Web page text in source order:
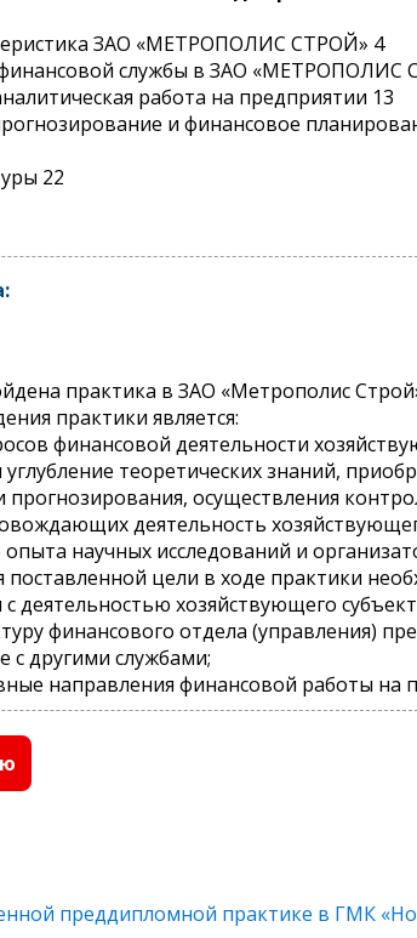
ЗАО «МЕТРОПОЛИС СТРОЙ» 4
службы в ЗАО «МЕТРОПОЛИС
работа на предприятии 13
и финансовое
22
практика в ЗАО «Метрополис
практики является:
финансовой деятельности
углубление теоретических знаний,
прогнозирования, осуществления
деятельность
научных исследований и
поставленной цели в ходе практики
деятельностью хозяйствующего
финансового отдела (управления)
с другими службами;
направления финансовой работы на
преддипломной практике в ГМК